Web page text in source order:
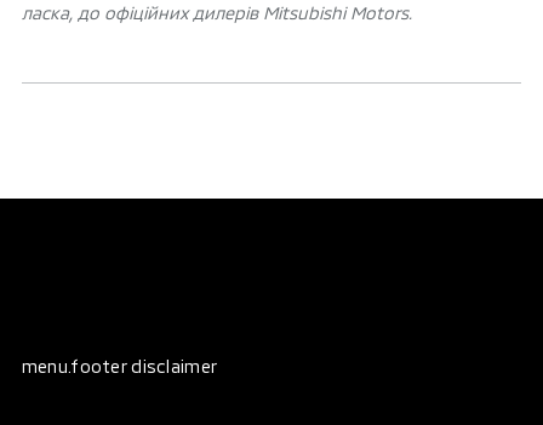
ласка, до офіційних дилерів Mitsubishi Motors.
menu.footer disclaimer